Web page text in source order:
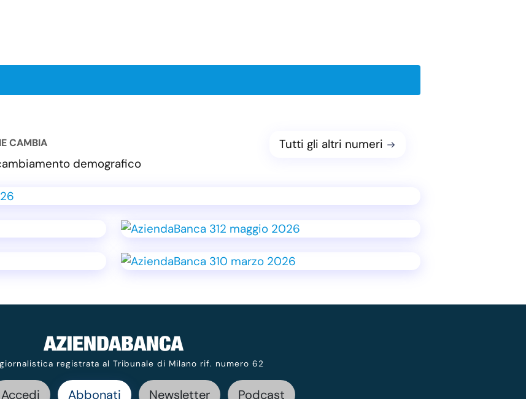
CAMBIA
demografico
Tutti gli altri numeri
registrata al Tribunale di Milano rif. numero 62
Accedi Abbonati Newsletter Podcast